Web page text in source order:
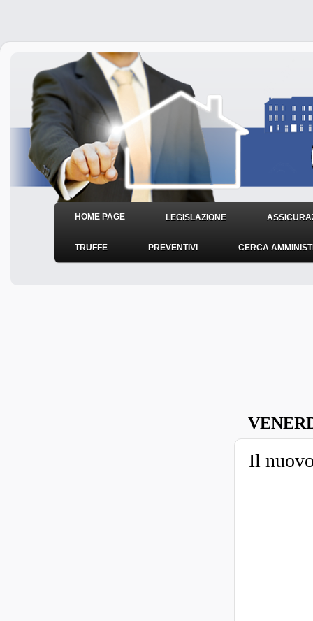
HOME PAGE LEGISLAZIONE
TRUFFE PREVENTIVI CERCA
Il